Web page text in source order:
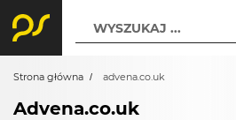
WYSZUKAJ ...
Strona główna advena.co.uk
Advena.co.uk